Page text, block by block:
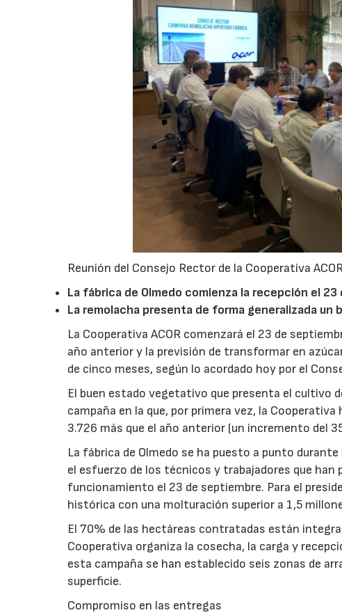
Reunión del Consejo Rector de la Cooperativa
La fábrica de Olmedo comienza la recepción el
La remolacha presenta de forma generalizada
La Cooperativa ACOR comenzará el 23 de
año anterior y la previsión de transformar en
de cinco meses, según lo acordado hoy por el
El buen estado vegetativo que presenta el cultivo
campaña en la que, por primera vez, la
3.726 más que el año anterior (un incremento del
La fábrica de Olmedo se ha puesto a punto
el esfuerzo de los técnicos y trabajadores que han
funcionamiento el 23 de septiembre. Para el
histórica con una molturación superior a 1,5
El 70% de las hectáreas contratadas están
Cooperativa organiza la cosecha, la carga y
esta campaña se han establecido seis zonas de
superficie.
Compromiso en las entregas